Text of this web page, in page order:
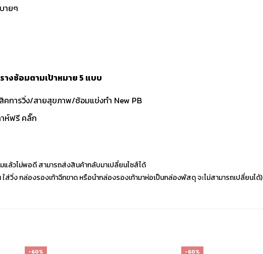
ายๆ
งซ้อมตามเป้าหมาย 5 แบบ
การวิ่ง/สายสุขภาพ/ซ้อมแข่งทำ New PB
ห์ฟรี คลิ๊ก
ล้วไม่พอดี สามารถส่งสินค้ากลับมาเปลี่ยนไซส์ได้
วิ่ง กล่องรองเท้าฉีกขาด หรือนำกล่องรองเท้ามาห่อเป็นกล่องพัสดุ จะไม่สามารถเปลี่ยนได้)
-60% -60%